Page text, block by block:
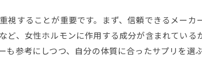
バストアップのための栄養素を詳しく解説
サプリ使用時に避けるべき悪習慣とは
することが重要です。まず、信頼できるメーカ
、女性ホルモンに作用する成分が含まれている
参考にしつつ、自分の体質に合ったサプリを選